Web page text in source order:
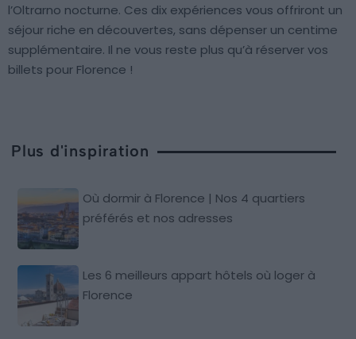
l’Oltrarno nocturne. Ces dix expériences vous offriront un
séjour riche en découvertes, sans dépenser un centime
supplémentaire. Il ne vous reste plus qu’à réserver vos
billets pour Florence !
Plus d'inspiration
Où dormir à Florence | Nos 4 quartiers
préférés et nos adresses
Les 6 meilleurs appart hôtels où loger à
Florence